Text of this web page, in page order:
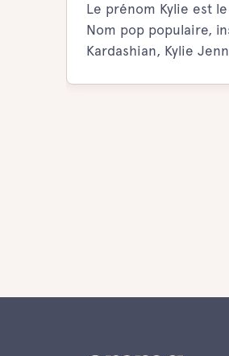
Le prénom Kylie est
Nom pop populaire,
Kardashian, Kylie